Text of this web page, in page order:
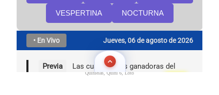
Quinielas, Quini 6, Loto